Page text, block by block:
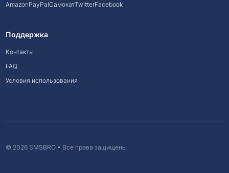
AmazonPayPalСамокатTwitterFacebook
Поддержка
Контакты
FAQ
Условия использования
© 2026 SMSBRO • Все права защищены